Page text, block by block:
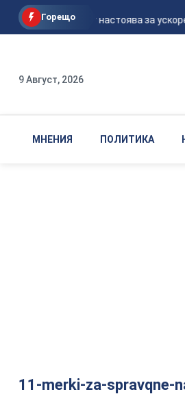
Горещо
Пентагонът настоява за
9 Август, 2026
МНЕНИЯ ПОЛИТИКА
11-merki-za-spravqne-